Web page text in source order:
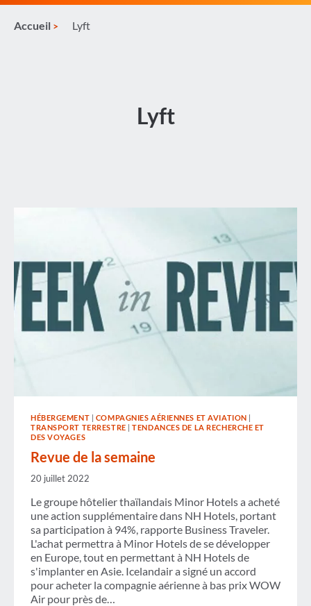
Accueil Lyft
Lyft
HÉBERGEMENT | COMPAGNIES AÉRIENNES ET AVIATION |
TRANSPORT TERRESTRE |TENDANCES DE LA RECHERCHE ET
DES VOYAGES
Revue de la semaine
20 juillet 2022
Le groupe hôtelier thaïlandais Minor Hotels a acheté
une action supplémentaire dans NH Hotels, portant
sa participation à 94%, rapporte Business Traveler.
L'achat permettra à Minor Hotels de se développer
en Europe, tout en permettant à NH Hotels de
s'implanter en Asie. Icelandair a signé un accord
pour acheter la compagnie aérienne à bas prix WOW
Air pour près de…